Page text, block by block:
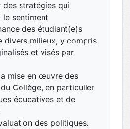
des stratégies qui
le sentiment
des étudiant(e)s
divers milieux, y compris
et visés par
mise en œuvre des
Collège, en particulier
éducatives et de
des politiques.